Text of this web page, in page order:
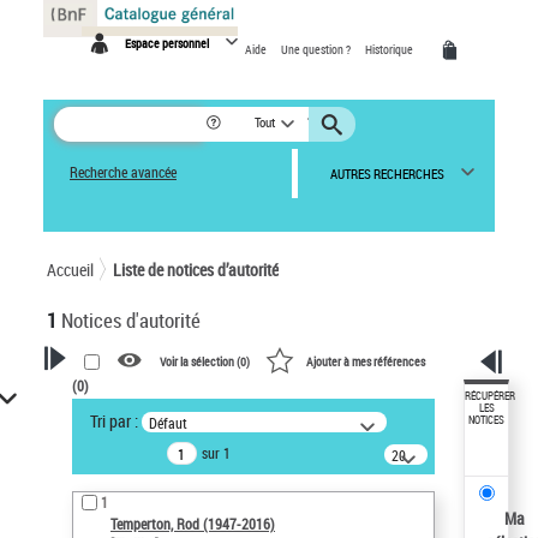
Espace personnel Aide Une question ? Historique
Tout
Recherche avancée AUTRES RECHERCHES
Accueil Liste de notices d’autorité
1 Notices d'autorité
VOTRE RECHERCHE
Recherche avancée dans les
notices d’autorité
Œuvres liées à l'auteur :
Temperton, Rod (1947-2016)
Voir la sélection (0) Ajouter à mes références
(0)
Tri par : Défaut
sur 1
20
résultats/page
1
Temperton, Rod (1947-2016)
RÉCUPÉRER
LES
NOTICES
Ma
Panneau de gestion des cookies